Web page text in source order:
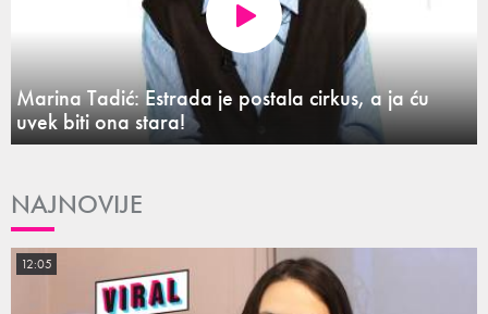
Marina Tadić: Estrada je postala cirkus, a ja ću
uvek biti ona stara!
NAJNOVIJE
12:05